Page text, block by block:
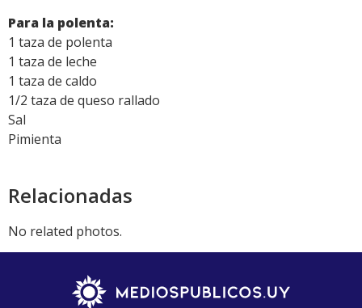
Para la polenta:
1 taza de polenta
1 taza de leche
1 taza de caldo
1/2 taza de queso rallado
Sal
Pimienta
Relacionadas
No related photos.